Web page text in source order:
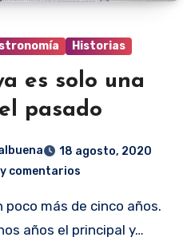
Historias
es solo una
pasado
18 agosto, 2020
comentarios
años el principal y…